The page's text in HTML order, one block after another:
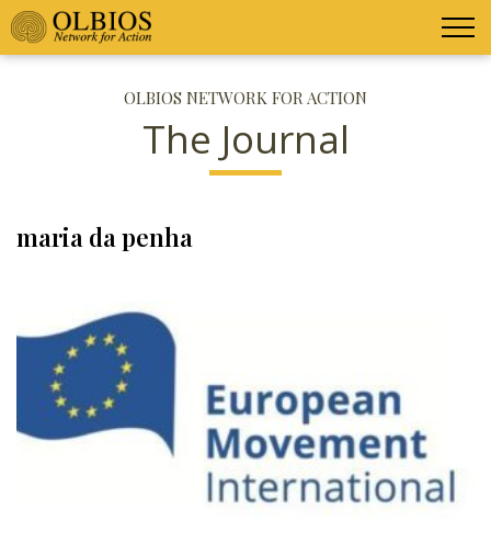
OLBIOS NETWORK FOR ACTION
The Journal
maria da penha